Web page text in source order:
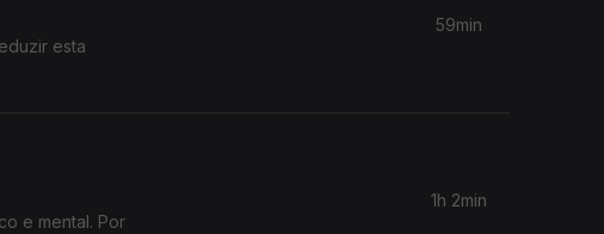
esta
59min
e mental. Por
1h 2min